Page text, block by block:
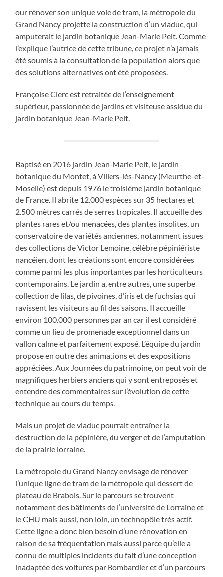
our rénover son unique voie de tram, la métropole du
Grand Nancy projette la construction d’un viaduc, qui
amputerait le jardin botanique Jean-Marie Pelt. Comme
l’explique l’autrice de cette tribune, ce projet n’a jamais
été soumis à la consultation de la population alors que
des solutions alternatives ont été proposées.
Françoise Clerc est retraitée de l’enseignement
supérieur, passionnée de jardins et visiteuse assidue du
jardin botanique Jean-Marie Pelt.
Baptisé en 2016 jardin Jean-Marie Pelt, le jardin
botanique du Montet, à Villers-lès-Nancy (Meurthe-et-
Moselle) est depuis 1976 le troisième jardin botanique
de France. Il abrite 12.000 espèces sur 35 hectares et
2.500 mètres carrés de serres tropicales. Il accueille des
plantes rares et/ou menacées, des plantes insolites, un
conservatoire de variétés anciennes, notamment issues
des collections de Victor Lemoine, célèbre pépiniériste
nancéien, dont les créations sont encore considérées
comme parmi les plus importantes par les horticulteurs
contemporains. Le jardin a, entre autres, une superbe
collection de lilas, de pivoines, d’iris et de fuchsias qui
ravissent les visiteurs au fil des saisons. Il accueille
environ 100.000 personnes par an car il est considéré
comme un lieu de promenade exceptionnel dans un
vallon calme et parfaitement exposé. L’équipe du jardin
propose en outre des animations et des expositions
appréciées. Aux Journées du patrimoine, on peut voir de
magnifiques herbiers anciens qui y sont entreposés et
entendre des commentaires sur l’évolution de cette
technique au cours du temps.
Mais un projet de viaduc pourrait entraîner la
destruction de la pépinière, du verger et de l’amputation
de la prairie lorraine.
La métropole du Grand Nancy envisage de rénover
l’unique ligne de tram de la métropole qui dessert de
plateau de Brabois. Sur le parcours se trouvent
notamment des bâtiments de l’université de Lorraine et
leCHU mais aussi, non loin, un technopôle très actif.
Cette ligne a donc bien besoin d’une rénovation en
raison de sa fréquentation mais aussi parce qu’elle a
connu de multiples incidents du fait d’une conception
inadaptée des voitures par Bombardier et d’un parcours